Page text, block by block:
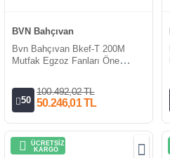
BVN Bahçıvan
Bvn Bahçıvan Bkef-T 200M
Mutfak Egzoz Fanları Öne
50
100.492,02 TL
50.246,01 TL
ÜCRETSİZ
KARGO